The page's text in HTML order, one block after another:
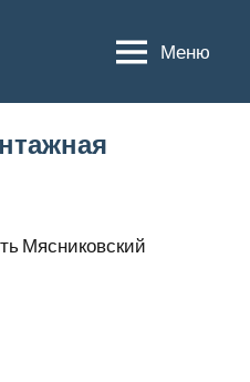
Меню
Мясниковский